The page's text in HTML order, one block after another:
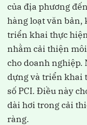
của địa phương
hàng loạt văn bản,
triển khai thực
nhằm cải thiện
cho doanh nghiệp.
dựng và triển khai
số PCI. Điều này
dài hơi trong cải
ràng.